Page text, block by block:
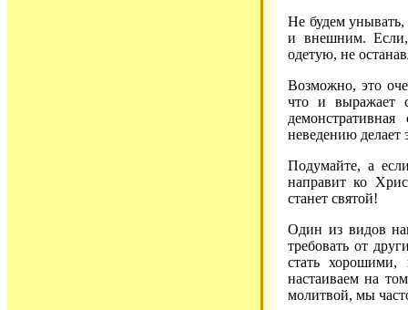
Не будем
и внешним.
одетую, не
Возможно, это
что и выражает
неведению делает
Подумайте, а
направит ко
станет святой!
Один из видов
требовать от
стать
настаиваем на
молитвой, мы